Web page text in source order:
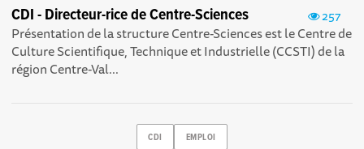
257
CDI - Directeur-rice de Centre-Sciences
Présentation de la structure Centre-Sciences est le Centre de
Culture Scientifique, Technique et Industrielle (CCSTI) de la
région Centre-Val...
CDI EMPLOI